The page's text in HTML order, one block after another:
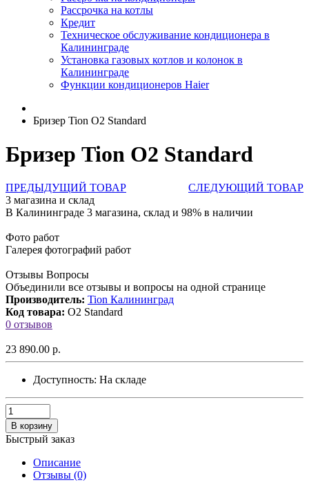
Рассрочка на котлы
Кредит
Техническое обслуживание кондиционера в
Калининграде
Установка газовых котлов и колонок в
Калининграде
Функции кондиционеров Haier
Бризер Tion O2 Standard
Бризер Tion O2 Standard
ПРЕДЫДУЩИЙ ТОВАР
СЛЕДУЮЩИЙ ТОВАР
3 магазина и склад
В Калининграде 3 магазина, склад и 98% в наличии
Фото работ
Галерея фотографий работ
Отзывы Вопросы
Объединили все отзывы и вопросы на одной странице
Производитель: Tion Калининград
Код товара: O2 Standard
0 отзывов
23 890.00 р.
Доступность: На складе
В корзину
Быстрый заказ
Описание
Отзывы (0)